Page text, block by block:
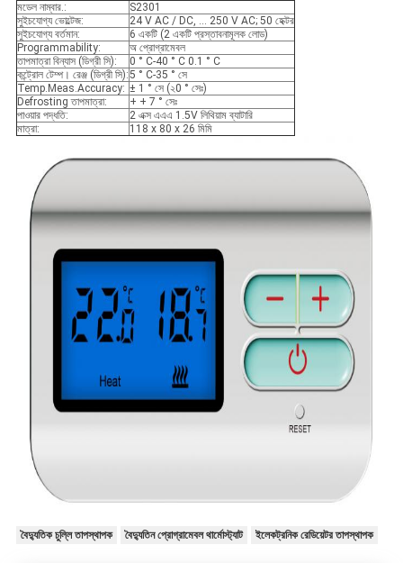
মডেল নাম্বার.:
S2301
সুইচযোগ্য ভোল্টেজ:
24 V AC / DC, ... 250 V AC; 50 হেক্টর
সুইচযোগ্য বর্তমান:
6 একটি (2 একটি প্রস্তাবনামূলক লোড)
Programmability:
অ প্রোগ্রামেবল
তাপমাত্রা বিন্যাস (ডিগ্রী সি):
0 ° C-40 ° C 0.1 ° C
কন্ট্রোল টেম্প। রেঞ্জ (ডিগ্রী সি):5 ° C-35 ° সে
Temp.Meas.Accuracy: ± 1 ° সে (২0 ° সেঃ)
Defrosting তাপমাত্রা:
+ + 7 ° সেঃ
পাওয়ার পদ্ধতি:
2 এক্স এএএ 1.5V লিথিয়াম ব্যাটারি
মাত্রা:
118 x 80 x 26 মিমি
বৈদ্যুতিক চুল্লি তাপস্থাপক বৈদ্যুতিন প্রোগ্রামেবল থার্মোস্ট্যাট ইলেকট্রনিক রেডিয়েটর তাপস্থাপক